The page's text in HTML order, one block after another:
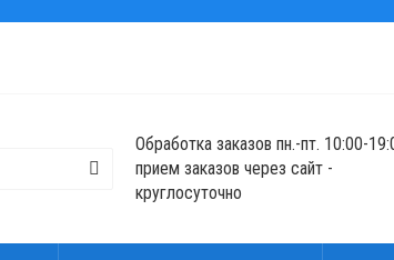
Обработка заказов пн.-пт. 10:00-
прием заказов через сайт -
круглосуточно